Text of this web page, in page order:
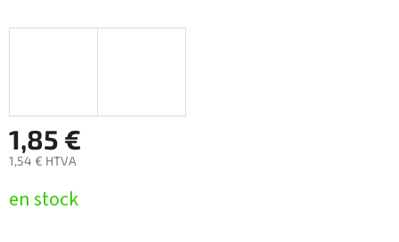
1,85 €
1,54 € HTVA
de
en stock